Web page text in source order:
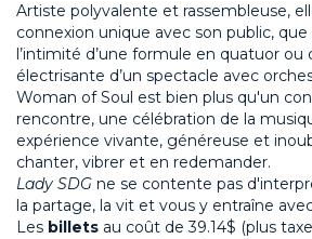
Artiste polyvalente et rassembleuse,
connexion unique avec son public,
l’intimité d’une formule en quatuor ou
électrisante d’un spectacle avec
Woman of Soul est bien plus qu'un
rencontre, une célébration de la
expérience vivante, généreuse et
chanter, vibrer et en redemander.
Lady SDG ne se contente pas
la partage, la vit et vous y entraîne
Les billets au coût de 39.14$ (plus